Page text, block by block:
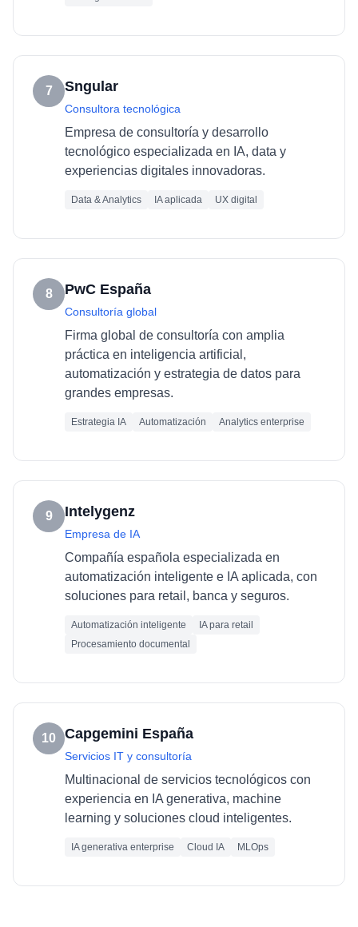
7 Sngular
Consultora tecnológica
Empresa de consultoría y desarrollo
tecnológico especializada en IA, data y
experiencias digitales innovadoras.
Data & Analytics IA aplicada UX digital
8 PwC España
Consultoría global
Firma global de consultoría con amplia
práctica en inteligencia artificial,
automatización y estrategia de datos para
grandes empresas.
Estrategia IA Automatización Analytics enterprise
9 Intelygenz
Empresa de IA
Compañía española especializada en
automatización inteligente e IA aplicada, con
soluciones para retail, banca y seguros.
Automatización inteligente
IA para retail
Procesamiento documental
10 Capgemini España
Servicios IT y consultoría
Multinacional de servicios tecnológicos con
experiencia en IA generativa, machine
learning y soluciones cloud inteligentes.
IA generativa enterprise Cloud IA MLOps